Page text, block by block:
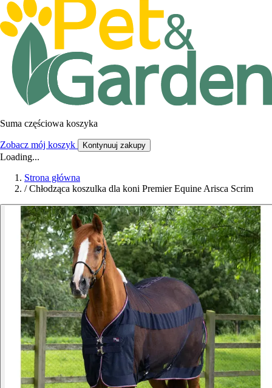
Suma częściowa koszyka
Zobacz mój koszyk Kontynuuj zakupy
Loading...
Strona główna
/ Chłodząca koszulka dla koni Premier Equine Arisca Scrim